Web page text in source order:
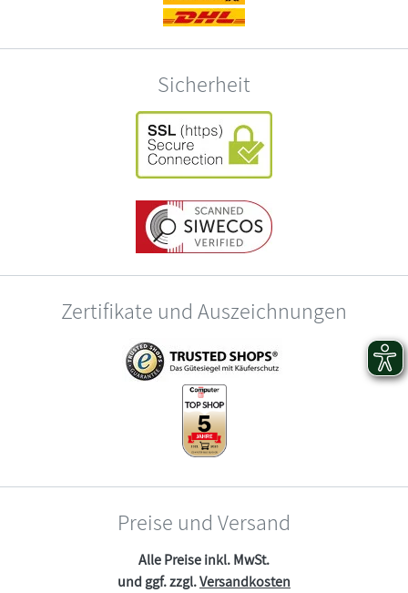
Sicherheit
Zertifikate und Auszeichnungen
Preise und Versand
Alle Preise inkl. MwSt.
und ggf. zzgl.Versandkosten